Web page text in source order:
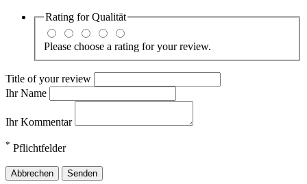
Rating forQualität
Please choose a rating for your review.
Title of your review
Ihr Name
Ihr Kommentar
* Pflichtfelder
Abbrechen Senden